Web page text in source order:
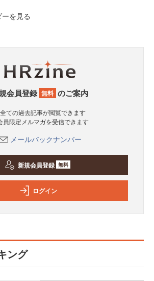
を見る
会員登録 無料 のご案内
全ての過去記事が閲覧できます
員限定メルマガを受信できます
メールバックナンバー
新規会員登録 無料
ログイン
ング